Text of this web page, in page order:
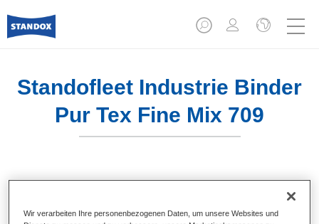
Standofleet Industrie Binder
Pur Tex Fine Mix 709
Produktmerkmale
Wir verarbeiten Ihre personenbezogenen Daten, um unsere Websites und